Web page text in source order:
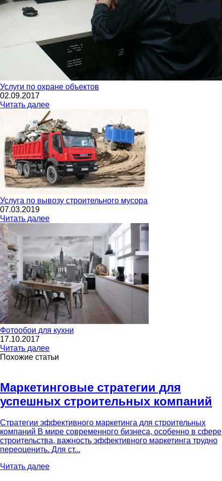
Услуги по охране объектов
02.09.2017
Читать далее
Услуга по вывозу строительного мусора
07.03.2019
Читать далее
Фотообои для кухни
17.10.2017
Читать далее
Похожие статьи
Маркетинговые стратегии для
успешных строительных компаний
Стратегии эффективного маркетинга для строительных
компаний В мире современного бизнеса, особенно в сфере
строительства, важность эффективного маркетинга трудно
переоценить. Для ст...
Читать далее